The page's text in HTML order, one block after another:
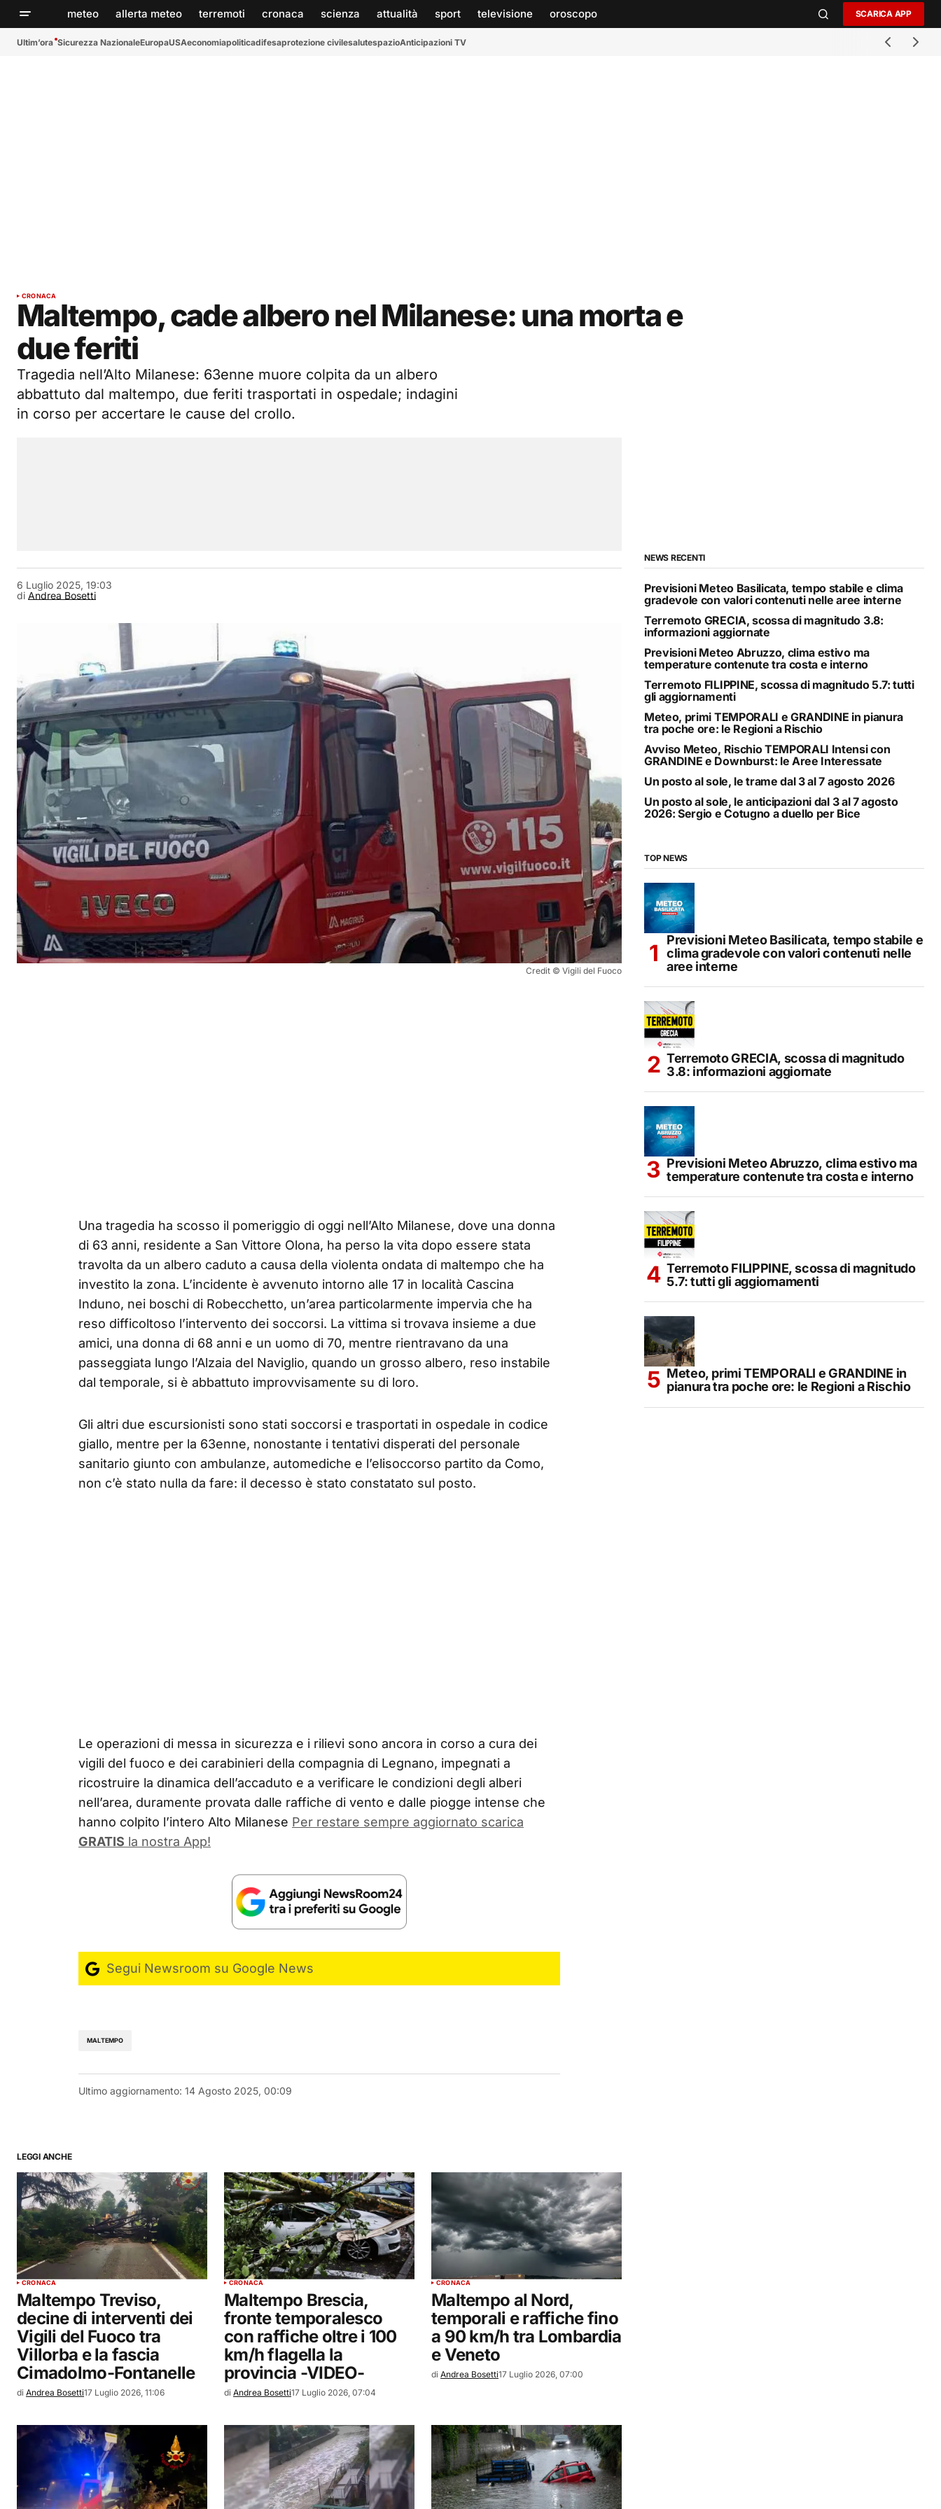
meteo allerta meteo terremoti cronaca scienza attualità sport televisione oroscopo SCARICA APP
Ultim’ora Sicurezza NazionaleEuropaUSAeconomiapoliticadifesaprotezione civilesalutespazioAnticipazioni TV
CRONACA
Maltempo, cade albero nel Milanese: una morta e
due feriti
Tragedia nell’Alto Milanese: 63enne muore colpita da un albero
abbattuto dal maltempo, due feriti trasportati in ospedale; indagini
in corso per accertare le cause del crollo.
di Andrea Bosetti
6 Luglio 2025, 19:03
Credit © Vigili del Fuoco
Una tragedia ha scosso il pomeriggio di oggi nell’Alto Milanese, dove una donna
di 63 anni, residente a San Vittore Olona, ha perso la vita dopo essere stata
travolta da un albero caduto a causa della violenta ondata di maltempo che ha
investito la zona. L’incidente è avvenuto intorno alle 17 in località Cascina
Induno, nei boschi di Robecchetto, un’area particolarmente impervia che ha
reso difficoltoso l’intervento dei soccorsi. La vittima si trovava insieme a due
amici, una donna di 68 anni e un uomo di 70, mentre rientravano da una
passeggiata lungo l’Alzaia del Naviglio, quando un grosso albero, reso instabile
dal temporale, si è abbattuto improvvisamente su di loro.
Gli altri due escursionisti sono stati soccorsi e trasportati in ospedale in codice
giallo, mentre per la 63enne, nonostante i tentativi disperati del personale
sanitario giunto con ambulanze, automediche e l’elisoccorso partito da Como,
non c’è stato nulla da fare: il decesso è stato constatato sul posto.
Le operazioni di messa in sicurezza e i rilievi sono ancora in corso a cura dei
vigili del fuoco e dei carabinieri della compagnia di Legnano, impegnati a
ricostruire la dinamica dell’accaduto e a verificare le condizioni degli alberi
nell’area, duramente provata dalle raffiche di vento e dalle piogge intense che
hanno colpito l’intero Alto Milanese Per restare sempre aggiornato scarica
GRATIS la nostra App!
Segui Newsroom su Google News
MALTEMPO
Ultimo aggiornamento: 14 Agosto 2025, 00:09
LEGGI ANCHE
CRONACA
Maltempo Treviso,
decine di interventi dei
Vigili del Fuoco tra
Villorba e la fascia
Cimadolmo-Fontanelle
di Andrea Bosetti17 Luglio 2026, 11:06
CRONACA
Maltempo Brescia,
fronte temporalesco
con raffiche oltre i 100
km/h flagella la
provincia -VIDEO-
di Andrea Bosetti17 Luglio 2026, 07:04
CRONACA
Maltempo al Nord,
temporali e raffiche fino
a 90 km/h tra Lombardia
e Veneto
di Andrea Bosetti17 Luglio 2026, 07:00
NEWS RECENTI
Previsioni Meteo Basilicata, tempo stabile e clima
gradevole con valori contenuti nelle aree interne
Terremoto GRECIA, scossa di magnitudo 3.8:
informazioni aggiornate
Previsioni Meteo Abruzzo, clima estivo ma
temperature contenute tra costa e interno
Terremoto FILIPPINE, scossa di magnitudo 5.7: tutti
gli aggiornamenti
Meteo, primi TEMPORALI e GRANDINE in pianura
tra poche ore: le Regioni a Rischio
Avviso Meteo, Rischio TEMPORALI Intensi con
GRANDINE e Downburst: le Aree Interessate
Un posto al sole, le trame dal 3 al 7 agosto 2026
Un posto al sole, le anticipazioni dal 3 al 7 agosto
2026: Sergio e Cotugno a duello per Bice
TOP NEWS
Previsioni Meteo Basilicata, tempo stabile e
clima gradevole con valori contenuti nelle
aree interne
Terremoto GRECIA, scossa di magnitudo
3.8: informazioni aggiornate
Previsioni Meteo Abruzzo, clima estivo ma
temperature contenute tra costa e interno
Terremoto FILIPPINE, scossa di magnitudo
5.7: tutti gli aggiornamenti
Meteo, primi TEMPORALI e GRANDINE in
pianura tra poche ore: le Regioni a Rischio